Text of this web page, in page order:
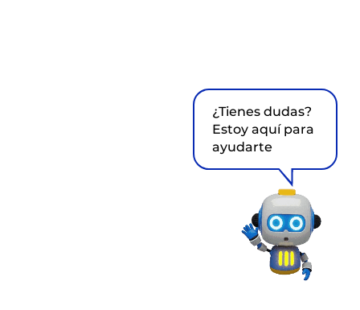
¿Tienes dudas?
Estoy aquí para
ayudarte